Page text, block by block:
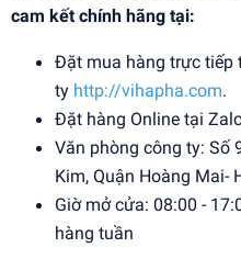
cam kết chính hãng tại:
Đặt mua hàng trực tiếp
ty http://vihapha.com.
Đặt hàng Online tại
Văn phòng công ty: Số
Kim, Quận Hoàng Mai-
Giờ mở cửa: 08:00 -
hàng tuần